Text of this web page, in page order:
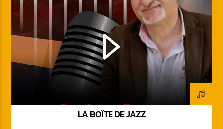
LA BOÎTE DE JAZZ